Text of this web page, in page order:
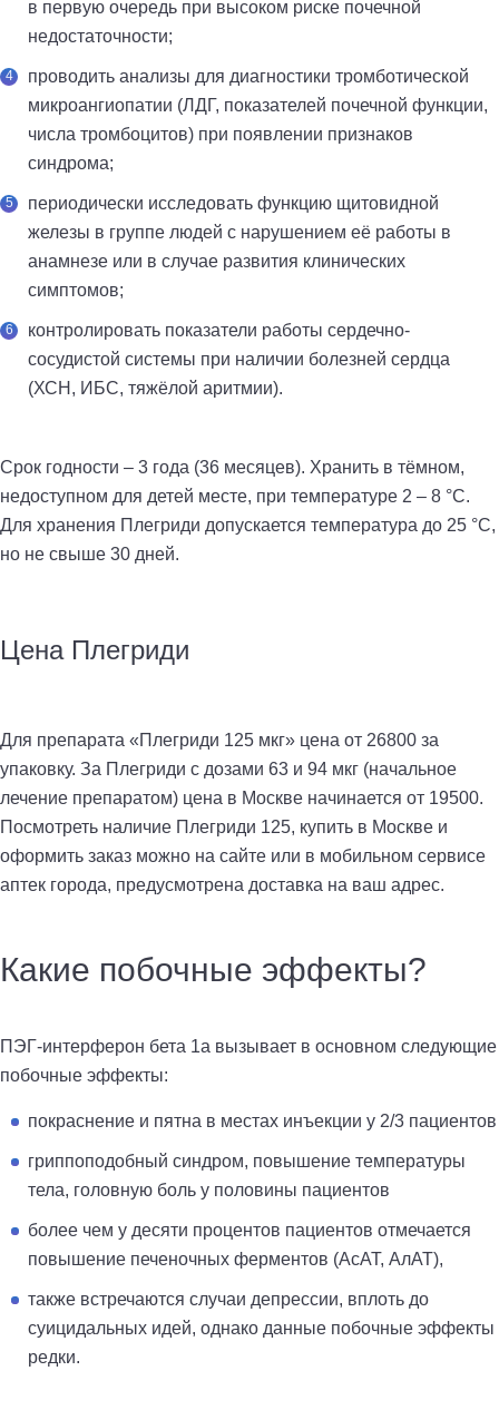
в первую очередь при высоком риске почечной
недостаточности;
проводить анализы для диагностики тромботической
микроангиопатии (ЛДГ, показателей почечной функции,
числа тромбоцитов) при появлении признаков
синдрома;
периодически исследовать функцию щитовидной
железы в группе людей с нарушением её работы в
анамнезе или в случае развития клинических
симптомов;
контролировать показатели работы сердечно-
сосудистой системы при наличии болезней сердца
(ХСН, ИБС, тяжёлой аритмии).
Срок годности – 3 года (36 месяцев). Хранить в тёмном,
недоступном для детей месте, при температуре 2 – 8 °С.
Для хранения Плегриди допускается температура до 25 °С,
но не свыше 30 дней.
Цена Плегриди
Для препарата «Плегриди 125 мкг» цена от 26800 за
упаковку. За Плегриди с дозами 63 и 94 мкг (начальное
лечение препаратом) цена в Москве начинается от 19500.
Посмотреть наличие Плегриди 125, купить в Москве и
оформить заказ можно на сайте или в мобильном сервисе
аптек города, предусмотрена доставка на ваш адрес.
Какие побочные эффекты?
ПЭГ-интерферон бета 1а вызывает в основном следующие
побочные эффекты:
покраснение и пятна в местах инъекции у 2/3 пациентов
гриппоподобный синдром, повышение температуры
тела, головную боль у половины пациентов
более чем у десяти процентов пациентов отмечается
повышение печеночных ферментов (АсАТ, АлАТ),
также встречаются случаи депрессии, вплоть до
суицидальных идей, однако данные побочные эффекты
редки.